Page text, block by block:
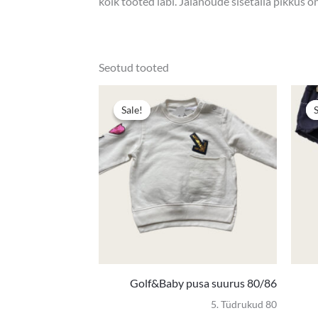
Seotud tooted
Sale!
Sale!
Golf&Baby pusa suurus 80/86
5. Tüdrukud 80
5,50 €.
Praegune
3,50 €.